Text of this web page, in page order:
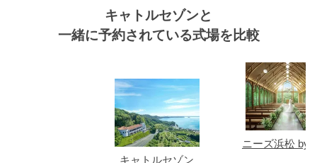
キャトルセゾンと
一緒に予約されている式場を比較
キャトルセゾン
ニーズ浜松 by